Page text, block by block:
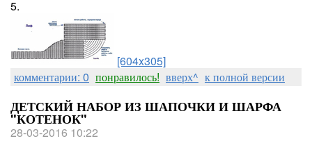
5.
[604x305]
комментарии: 0 понравилось! вверх^ к полной версии
ДЕТСКИЙ НАБОР ИЗ ШАПОЧКИ И ШАРФА
"КОТЕНОК"
28-03-2016 10:22